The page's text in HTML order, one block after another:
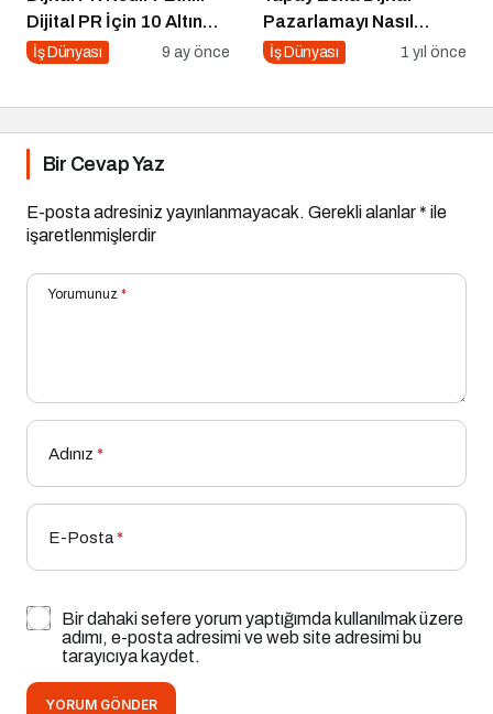
Dijital PR İçin 10 Altın
İpucu
İş Dünyası 9 ay önce
Pazarlamayı Nasıl
Şekillendiriyor?
İş Dünyası 1 yıl önce
Bir Cevap Yaz
E-posta adresiniz yayınlanmayacak. Gerekli alanlar* ile
işaretlenmişlerdir
Yorumunuz *
Adınız *
E-Posta*
Bir dahaki sefere yorum yaptığımda kullanılmak üzere
adımı, e-posta adresimi ve web site adresimi bu
tarayıcıya kaydet.
YORUM GÖNDER